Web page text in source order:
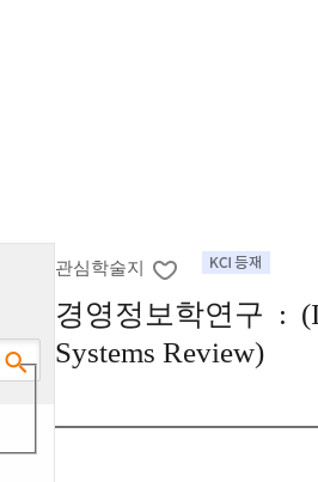
관심학술지
경영정보학연구 :
Systems Review)